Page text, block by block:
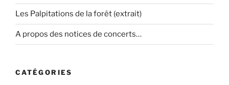
Les Palpitations de la forêt (extrait)
A propos des notices de concerts…
CATÉGORIES